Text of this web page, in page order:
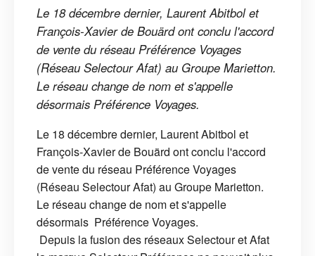
Le 18 décembre dernier, Laurent Abitbol et
François-Xavier de Bouärd ont conclu l'accord
de vente du réseau Préférence Voyages
(Réseau Selectour Afat) au Groupe Marietton.
Le réseau change de nom et s'appelle
désormais Préférence Voyages.
Le 18 décembre dernier, Laurent Abitbol et
François-Xavier de Bouärd ont conclu l'accord
de vente du réseau Préférence Voyages
(Réseau Selectour Afat) au Groupe Marietton.
Le réseau change de nom et s'appelle
désormais Préférence Voyages.
Depuis la fusion des réseaux Selectour et Afat